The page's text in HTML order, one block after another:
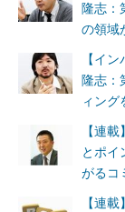
隆志：
の領域
【イ
隆志：
ィング
【連
とポイ
がるコ
【連